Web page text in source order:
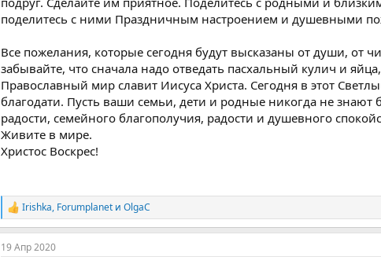
поделитесь с ними Праздничным настроением и душевными
Все пожелания, которые сегодня будут высказаны от души, от
забывайте, что сначала надо отведать пасхальный кулич и
Православный мир славит Иисуса Христа. Сегодня в этот
благодати. Пусть ваши семьи, дети и родные никогда не знают
радости, семейного благополучия, радости и душевного
Живите в мире.
Христос Воскрес!
Р
е
а
к
Irishka, Forumplanet и OlgaС
19 Апр 2020